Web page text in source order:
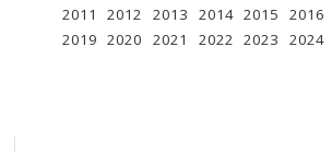
2011
2012 2013 2014 2015 2016
2019 2020 2021 2022 2023 2024